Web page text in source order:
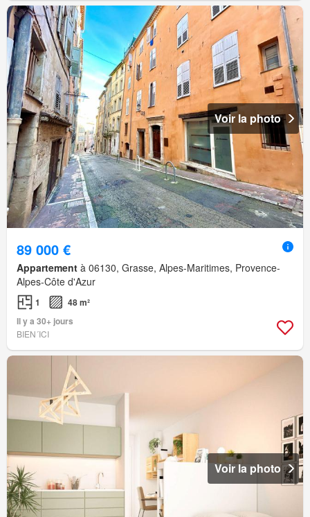
Voir la photo
89 000 €
Appartement à 06130, Grasse, Alpes-Maritimes, Provence-
Alpes-Côte d'Azur
1
48 m²
Il y a 30+ jours
BIEN´ICI
Voir la photo